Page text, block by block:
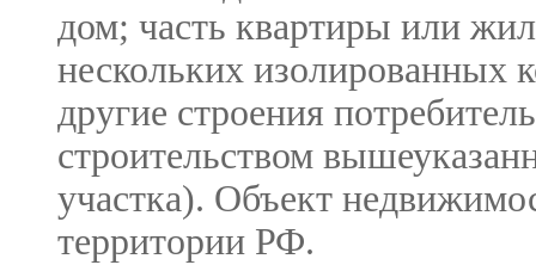
дом; часть квартиры или
нескольких изолированных
другие строения
строительством
участка). Объект
территории РФ.